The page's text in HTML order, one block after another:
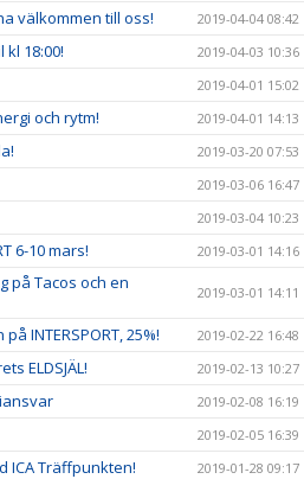
välkommen till oss! 2019-04-04 08:42
18:00! 2019-04-03 10:36
2019-04-01 15:02
och rytm! 2019-04-01 14:13
2019-03-20 07:53
2019-03-06 16:47
2019-03-04 10:23
6-10 mars! 2019-03-01 14:16
på Tacos och en
2019-03-01 14:11
INTERSPORT, 25%! 2019-02-22 16:48
ELDSJÄL! 2019-02-13 10:27
2019-02-08 16:19
2019-02-05 16:39
ICA Träffpunkten! 2019-01-28 09:17